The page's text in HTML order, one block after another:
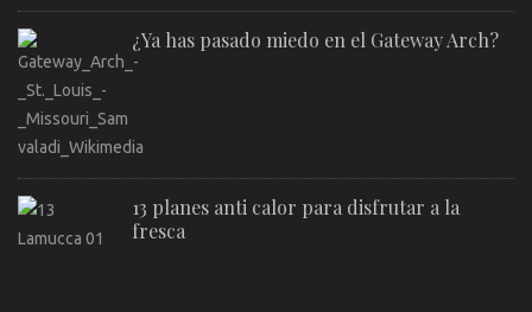
¿Ya has pasado miedo en el Gateway Arch?
13 planes anti calor para disfrutar a la
fresca